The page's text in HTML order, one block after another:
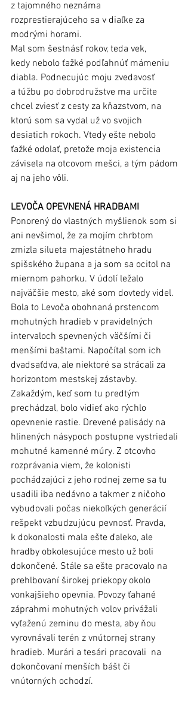
z tajomného neznáma
rozprestierajúceho sa v diaľke za
modrými horami.
Mal som šestnásť rokov, teda vek,
kedy nebolo ťažké podľahnúť mámeniu
diabla. Podnecujúc moju zvedavosť
a túžbu po dobrodružstve ma určite
chcel zviesť z cesty za kňazstvom, na
ktorú som sa vydal už vo svojich
desiatich rokoch. Vtedy ešte nebolo
ťažké odolať, pretože moja existencia
závisela na otcovom mešci, a tým pádom
aj na jeho vôli.
LEVOČA OPEVNENÁ HRADBAMI
Ponorený do vlastných myšlienok som si
ani nevšimol, že za mojím chrbtom
zmizla silueta majestátneho hradu
spišského župana a ja som sa ocitol na
miernom pahorku. V údolí ležalo
najväčšie mesto, aké som dovtedy videl.
Bola to Levoča obohnaná prstencom
mohutných hradieb v pravidelných
intervaloch spevnených väčšími či
menšími baštami. Napočítal som ich
dvadsaťdva, ale niektoré sa strácali za
horizontom mestskej zástavby.
Zakaždým, keď som tu predtým
prechádzal, bolo vidieť ako rýchlo
opevnenie rastie. Drevené palisády na
hlinených násypoch postupne vystriedali
mohutné kamenné múry. Z otcovho
rozprávania viem, že kolonisti
pochádzajúci z jeho rodnej zeme sa tu
usadili iba nedávno a takmer z ničoho
vybudovali počas niekoľkých generácií
rešpekt vzbudzujúcu pevnosť. Pravda,
k dokonalosti mala ešte ďaleko, ale
hradby obkolesujúce mesto už boli
dokončené. Stále sa ešte pracovalo na
prehlbovaní širokej priekopy okolo
vonkajšieho opevnia. Povozy ťahané
záprahmi mohutných volov privážali
vyťaženú zeminu do mesta, aby ňou
vyrovnávali terén z vnútornej strany
hradieb. Murári a tesári pracovali  na
dokončovaní menších bášt či
vnútorných ochodzí.